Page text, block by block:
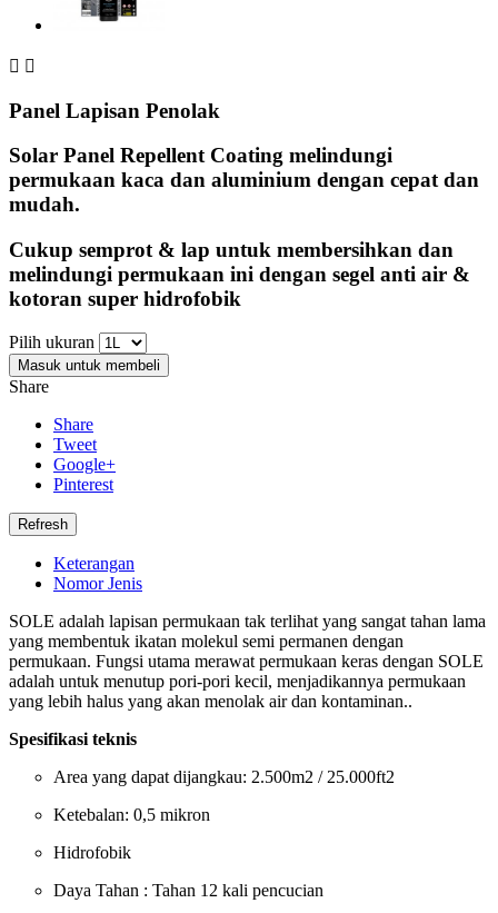
 
Panel Lapisan Penolak
Solar Panel Repellent Coating melindungi
permukaan kaca dan aluminium dengan cepat dan
mudah.
Cukup semprot & lap untuk membersihkan dan
melindungi permukaan ini dengan segel anti air &
kotoran super hidrofobik
Pilih ukuran
Masuk untuk membeli
Share
Share
Tweet
Google+
Pinterest
Keterangan
Nomor Jenis
SOLE adalah lapisan permukaan tak terlihat yang sangat tahan lama
yang membentuk ikatan molekul semi permanen dengan
permukaan. Fungsi utama merawat permukaan keras dengan SOLE
adalah untuk menutup pori-pori kecil, menjadikannya permukaan
yang lebih halus yang akan menolak air dan kontaminan..
Spesifikasi teknis
Area yang dapat dijangkau: 2.500m2 / 25.000ft2
Ketebalan: 0,5 mikron
Hidrofobik
Daya Tahan : Tahan 12 kali pencucian